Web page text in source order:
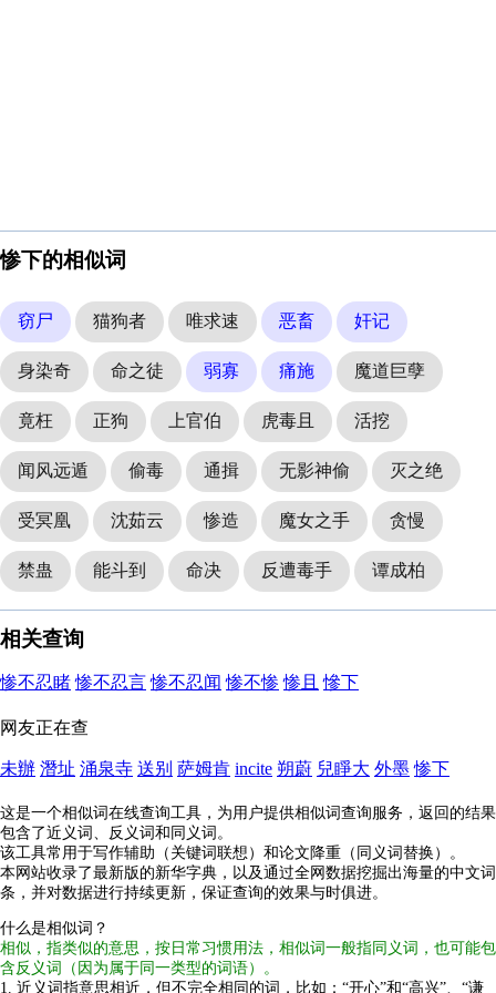
惨下的相似词
窃尸 猫狗者 唯求速 恶畜 奸记
身染奇 命之徒 弱寡 痛施 魔道巨孽
竟枉 正狗 上官伯 虎毒且 活挖
闻风远遁 偷毒 通揖 无影神偷 灭之绝
受冥凰 沈茹云 惨造 魔女之手 贪慢
禁蛊 能斗到 命决 反遭毒手 谭成柏
相关查询
惨不忍睹 惨不忍言 惨不忍闻 惨不惨 惨且 慘下
网友正在查
未辦 潛址 涌泉寺 送别 萨姆肯 incite 朔蔚 兒睜大 外墨 惨下
这是一个相似词在线查询工具，为用户提供相似词查询服务，返回的结果
包含了近义词、反义词和同义词。
该工具常用于写作辅助（关键词联想）和论文降重（同义词替换）。
本网站收录了最新版的新华字典，以及通过全网数据挖掘出海量的中文词
条，并对数据进行持续更新，保证查询的效果与时俱进。
什么是相似词？
相似，指类似的意思，按日常习惯用法，相似词一般指同义词，也可能包
含反义词（因为属于同一类型的词语）。
1. 近义词指意思相近，但不完全相同的词，比如：“开心”和“高兴”、“谦